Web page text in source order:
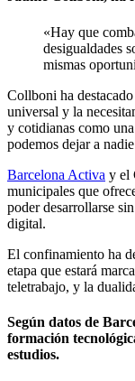
«Hay que
desigualdades
mismas
Collboni ha
universal y la
y cotidianas como
podemos dejar a
Barcelona Activa y el
municipales que
poder desarrollarse
digital.
El confinamiento ha
etapa que estará
teletrabajo, y la
Según datos de
formación
estudios.